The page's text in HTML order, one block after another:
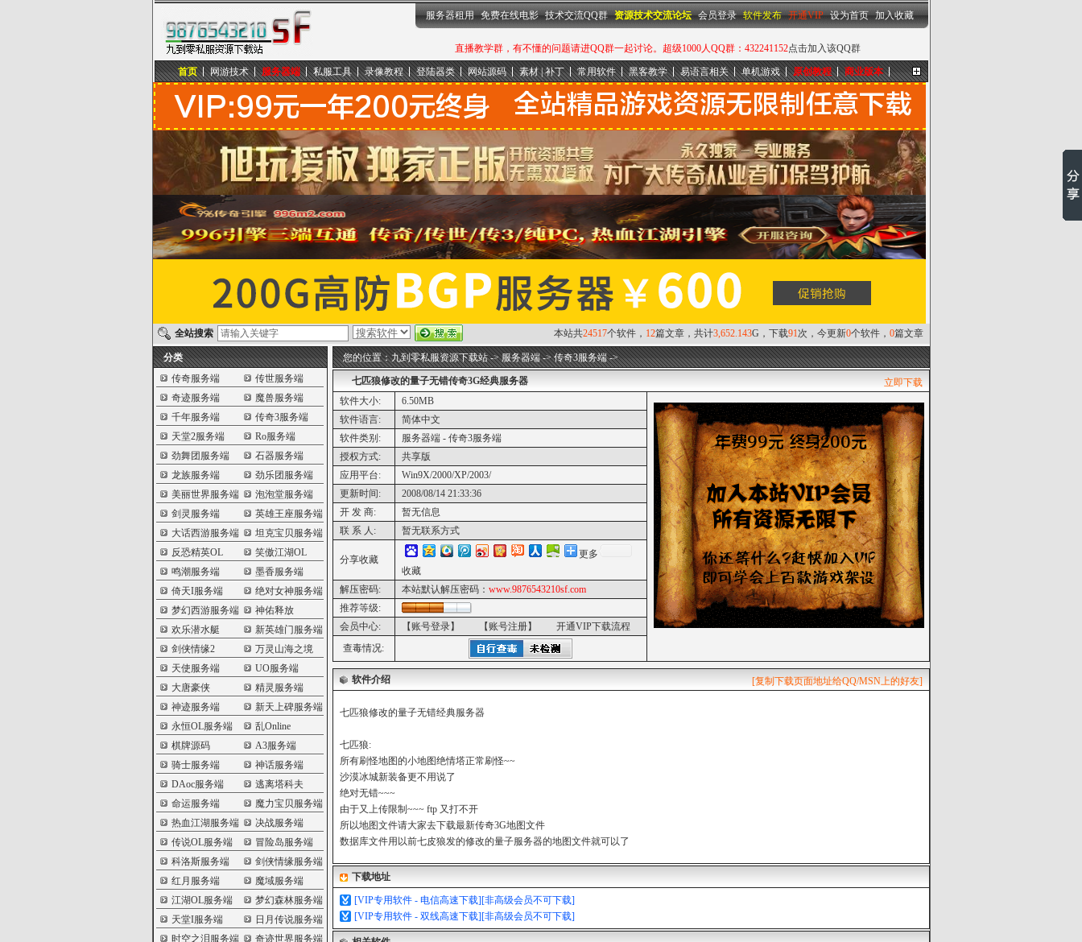
九到零私服资源下载站
设为首页|加入收藏
直播教学群，有不懂的问题请进QQ群一起讨论。超级1000人QQ群：432241152点击加入该QQ群
服务器租用 免费在线电影 技术交流QQ群 资源技术交流论坛 会员登录 软件发布 开通VIP 设为首页 加入收藏
更多...
首页 网游技术 服务器端 私服工具 录像教程 登陆器类 网站源码 素材 | 补丁 常用软件 黑客教学 易语言相关 单机游戏 原创教程 商业版本
本站共24517个软件， 12篇文章，共计3,652.143G，下载91次，今更新0个软件， 0篇文章
全站搜索
分类
传奇服务端
传世服务端
奇迹服务端
魔兽服务端
千年服务端
传奇3服务端
天堂2服务端
Ro服务端
劲舞团服务端
石器服务端
龙族服务端
劲乐团服务端
美丽世界服务端
泡泡堂服务端
剑灵服务端
英雄王座服务端
大话西游服务端
坦克宝贝服务端
反恐精英OL
笑傲江湖OL
鸣潮服务端
墨香服务端
倚天I服务端
绝对女神服务端
梦幻西游服务端
神佑释放
欢乐潜水艇
新英雄门服务端
剑侠情缘2
万灵山海之境
天使服务端
UO服务端
大唐豪侠
精灵服务端
神迹服务端
新天上碑服务端
永恒OL服务端
乱Online
棋牌源码
A3服务端
骑士服务端
神话服务端
DAoc服务端
逃离塔科夫
命运服务端
魔力宝贝服务端
热血江湖服务端
决战服务端
传说OL服务端
冒险岛服务端
科洛斯服务端
剑侠情缘服务端
红月服务端
魔域服务端
江湖OL服务端
梦幻森林服务端
天堂I服务端
日月传说服务端
时空之泪服务端
奇迹世界服务端
您的位置：九到零私服资源下载站->服务器端->传奇3服务端->
立即下载
七匹狼修改的量子无错传奇3G经典服务器
软件大小:
6.50MB
软件语言:
简体中文
软件类别:
服务器端 - 传奇3服务端
授权方式:
共享版
应用平台:
Win9X/2000/XP/2003/
更新时间:
2008/08/14 21:33:36
开 发 商:
暂无信息
联 系 人:
暂无联系方式
分享收藏
更多
收藏
解压密码:
本站默认解压密码： www.9876543210sf.com
推荐等级:
会员中心:
【账号登录】 【账号注册】
开通VIP下载流程
查毒情况:
[复制下载页面地址给QQ/MSN上的好友]
软件介绍
七匹狼修改的量子无错经典服务器
七匹狼:
所有刷怪地图的小地图绝情塔正常刷怪~~
沙漠冰城新装备更不用说了
绝对无错~~~
由于又上传限制~~~ ftp 又打不开
所以地图文件请大家去下载最新传奇3G地图文件
数据库文件用以前七皮狼发的修改的量子服务器的地图文件就可以了
下载地址
[VIP专用软件 - 电信高速下载][非高级会员不可下载]
[VIP专用软件 - 双线高速下载][非高级会员不可下载]